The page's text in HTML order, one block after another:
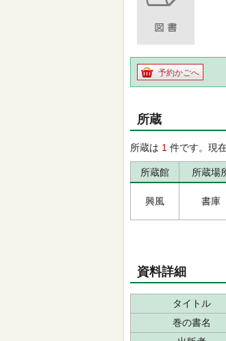
予約かごへ
所蔵
所蔵は 1 件です。現
所蔵館 所蔵場
興風 書庫
資料詳細
タイトル
巻の書名